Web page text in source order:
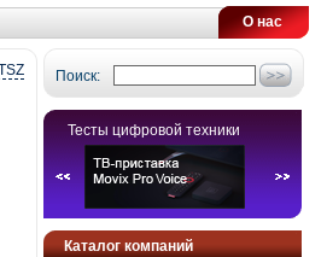
О нас
Поиск:
Тесты цифровой техники
Каталог компаний